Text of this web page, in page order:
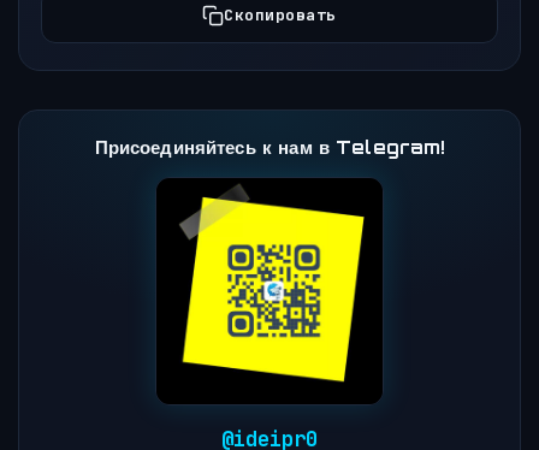
Скопировать
Присоединяйтесь к нам в Telegram!
@ideipr0